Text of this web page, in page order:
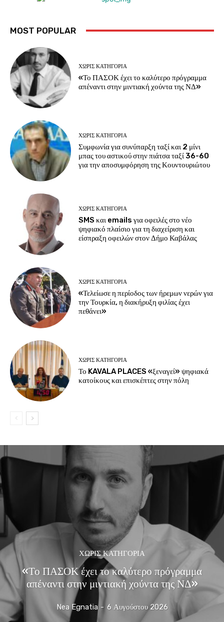
MOST POPULAR
ΧΩΡΊΣ ΚΑΤΗΓΟΡΊΑ
«Το ΠΑΣΟΚ έχει το καλύτερο πρόγραμμα
απέναντι στην μιντιακή χούντα της ΝΔ»
ΧΩΡΊΣ ΚΑΤΗΓΟΡΊΑ
Συμφωνία για συνύπαρξη ταξί και 2 μίνι
μπας του αστικού στην πιάτσα ταξί 36-60
για την αποσυμφόρηση της Κουντουριώτου
ΧΩΡΊΣ ΚΑΤΗΓΟΡΊΑ
SMS και emails για οφειλές στο νέο
ψηφιακό πλαίσιο για τη διαχείριση και
είσπραξη οφειλών στον Δήμο Καβάλας
ΧΩΡΊΣ ΚΑΤΗΓΟΡΊΑ
«Τελείωσε η περίοδος των ήρεμων νερών για
την Τουρκία, η διακήρυξη φιλίας έχει
πεθάνει»
ΧΩΡΊΣ ΚΑΤΗΓΟΡΊΑ
Το KAVALA PLACES «ξεναγεί» ψηφιακά
κατοίκους και επισκέπτες στην πόλη
ΧΩΡΊΣ ΚΑΤΗΓΟΡΊΑ
«Το ΠΑΣΟΚ έχει το καλύτερο πρόγραμμα
απέναντι στην μιντιακή χούντα της ΝΔ»
Nea Egnatia - 6 Αυγούστου 2026